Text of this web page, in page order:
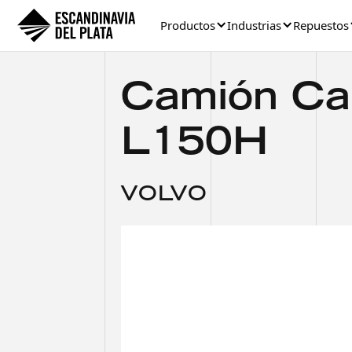
Productos Industrias Repuestos
Camión
L150H
VOLVO